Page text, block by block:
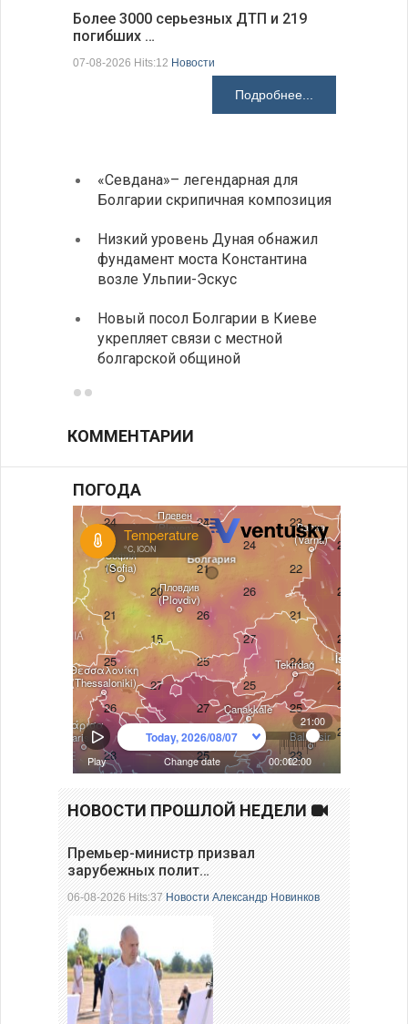
Более 3000 серьезных ДТП и 219
погибших …
07-08-2026 Hits:12 Новости
Подробнее...
«Севдана»– легендарная для
Болгарии скрипичная композиция
Низкий уровень Дуная обнажил
фундамент моста Константина
возле Ульпии-Эскус
Новый посол Болгарии в Киеве
укрепляет связи с местной
болгарской общиной
КОММЕНТАРИИ
ПОГОДА
НОВОСТИ ПРОШЛОЙ НЕДЕЛИ
Премьер-министр призвал
зарубежных полит…
06-08-2026 Hits:37Новости Александр Новинков